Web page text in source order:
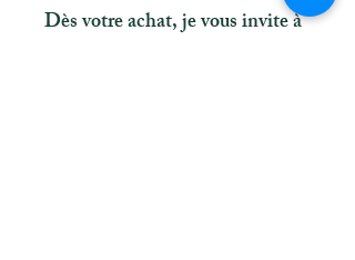
Dès votre achat, je vous invite à